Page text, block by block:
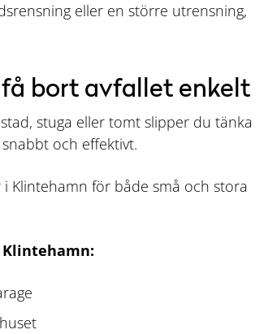
eller en större utrensning,
få bort avfallet enkelt
stuga eller tomt slipper du tänka
och effektivt.
Klintehamn för både små och stora